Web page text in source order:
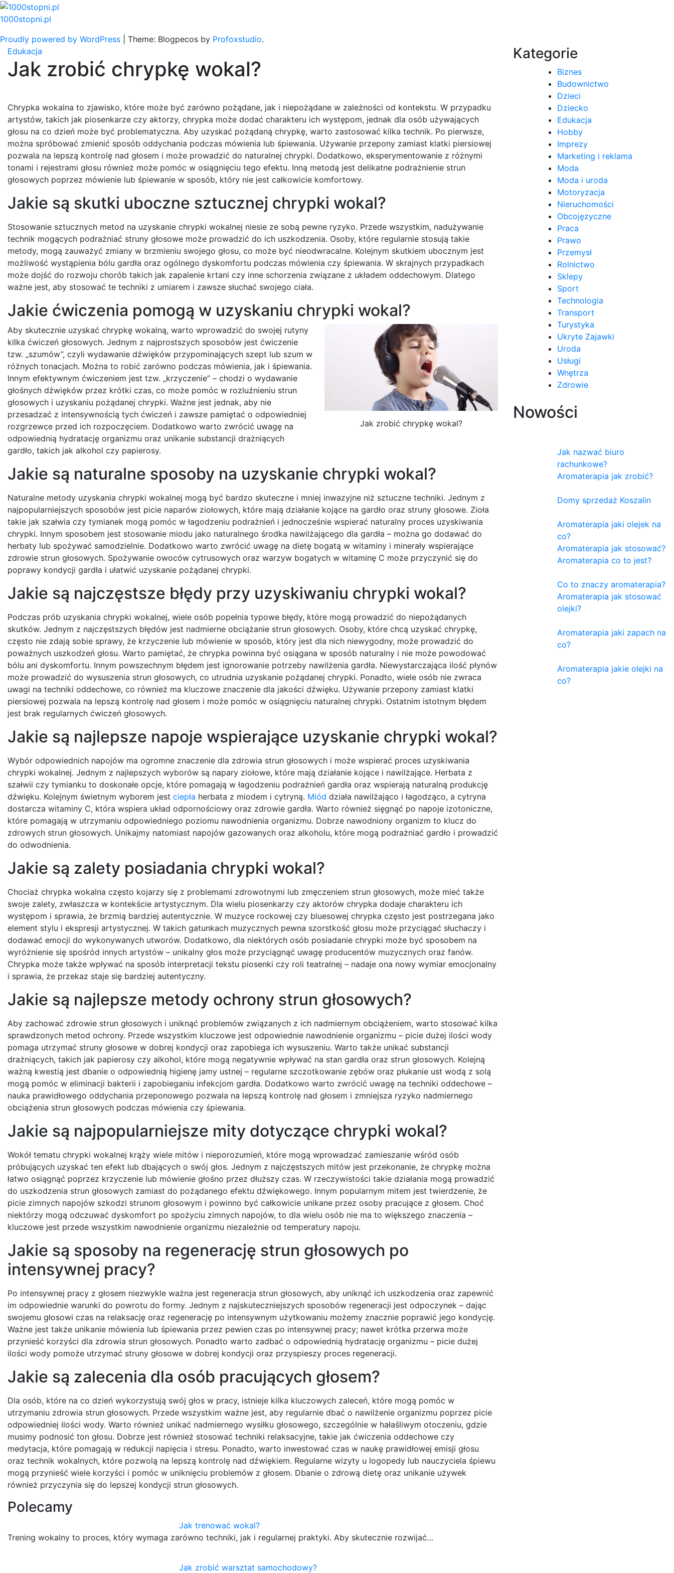
Skip
to
1000stopni.pl
Proudly powered by WordPress
Theme: Blogpecos by Profoxstudio.
Edukacja
Jak zrobić chrypkę wokal?
Chrypka wokalna to zjawisko, które może być zarówno pożądane, jak i niepożądane w zależności od kontekstu. W przypadku
artystów, takich jak piosenkarze czy aktorzy, chrypka może dodać charakteru ich występom, jednak dla osób używających
głosu na co dzień może być problematyczna. Aby uzyskać pożądaną chrypkę, warto zastosować kilka technik. Po pierwsze,
można spróbować zmienić sposób oddychania podczas mówienia lub śpiewania. Używanie przepony zamiast klatki piersiowej
pozwala na lepszą kontrolę nad głosem i może prowadzić do naturalnej chrypki. Dodatkowo, eksperymentowanie z różnymi
tonami i rejestrami głosu również może pomóc w osiągnięciu tego efektu. Inną metodą jest delikatne podrażnienie strun
głosowych poprzez mówienie lub śpiewanie w sposób, który nie jest całkowicie komfortowy.
Jakie są skutki uboczne sztucznej chrypki wokal?
Stosowanie sztucznych metod na uzyskanie chrypki wokalnej niesie ze sobą pewne ryzyko. Przede wszystkim, nadużywanie
technik mogących podrażniać struny głosowe może prowadzić do ich uszkodzenia. Osoby, które regularnie stosują takie
metody, mogą zauważyć zmiany w brzmieniu swojego głosu, co może być nieodwracalne. Kolejnym skutkiem ubocznym jest
możliwość wystąpienia bólu gardła oraz ogólnego dyskomfortu podczas mówienia czy śpiewania. W skrajnych przypadkach
może dojść do rozwoju chorób takich jak zapalenie krtani czy inne schorzenia związane z układem oddechowym. Dlatego
ważne jest, aby stosować te techniki z umiarem i zawsze słuchać swojego ciała.
Jakie ćwiczenia pomogą w uzyskaniu chrypki wokal?
Jak zrobić chrypkę wokal?
Aby skutecznie uzyskać chrypkę wokalną, warto wprowadzić do swojej rutyny
kilka ćwiczeń głosowych. Jednym z najprostszych sposobów jest ćwiczenie
tzw. „szumów”, czyli wydawanie dźwięków przypominających szept lub szum w
różnych tonacjach. Można to robić zarówno podczas mówienia, jak i śpiewania.
Innym efektywnym ćwiczeniem jest tzw. „krzyczenie” – chodzi o wydawanie
głośnych dźwięków przez krótki czas, co może pomóc w rozluźnieniu strun
głosowych i uzyskaniu pożądanej chrypki. Ważne jest jednak, aby nie
przesadzać z intensywnością tych ćwiczeń i zawsze pamiętać o odpowiedniej
rozgrzewce przed ich rozpoczęciem. Dodatkowo warto zwrócić uwagę na
odpowiednią hydratację organizmu oraz unikanie substancji drażniących
gardło, takich jak alkohol czy papierosy.
Jakie są naturalne sposoby na uzyskanie chrypki wokal?
Naturalne metody uzyskania chrypki wokalnej mogą być bardzo skuteczne i mniej inwazyjne niż sztuczne techniki. Jednym z
najpopularniejszych sposobów jest picie naparów ziołowych, które mają działanie kojące na gardło oraz struny głosowe. Zioła
takie jak szałwia czy tymianek mogą pomóc w łagodzeniu podrażnień i jednocześnie wspierać naturalny proces uzyskiwania
chrypki. Innym sposobem jest stosowanie miodu jako naturalnego środka nawilżającego dla gardła – można go dodawać do
herbaty lub spożywać samodzielnie. Dodatkowo warto zwrócić uwagę na dietę bogatą w witaminy i minerały wspierające
zdrowie strun głosowych. Spożywanie owoców cytrusowych oraz warzyw bogatych w witaminę C może przyczynić się do
poprawy kondycji gardła i ułatwić uzyskanie pożądanej chrypki.
Jakie są najczęstsze błędy przy uzyskiwaniu chrypki wokal?
Podczas prób uzyskania chrypki wokalnej, wiele osób popełnia typowe błędy, które mogą prowadzić do niepożądanych
skutków. Jednym z najczęstszych błędów jest nadmierne obciążanie strun głosowych. Osoby, które chcą uzyskać chrypkę,
często nie zdają sobie sprawy, że krzyczenie lub mówienie w sposób, który jest dla nich niewygodny, może prowadzić do
poważnych uszkodzeń głosu. Warto pamiętać, że chrypka powinna być osiągana w sposób naturalny i nie może powodować
bólu ani dyskomfortu. Innym powszechnym błędem jest ignorowanie potrzeby nawilżenia gardła. Niewystarczająca ilość płynów
może prowadzić do wysuszenia strun głosowych, co utrudnia uzyskanie pożądanej chrypki. Ponadto, wiele osób nie zwraca
uwagi na techniki oddechowe, co również ma kluczowe znaczenie dla jakości dźwięku. Używanie przepony zamiast klatki
piersiowej pozwala na lepszą kontrolę nad głosem i może pomóc w osiągnięciu naturalnej chrypki. Ostatnim istotnym błędem
jest brak regularnych ćwiczeń głosowych.
Jakie są najlepsze napoje wspierające uzyskanie chrypki wokal?
Wybór odpowiednich napojów ma ogromne znaczenie dla zdrowia strun głosowych i może wspierać proces uzyskiwania
chrypki wokalnej. Jednym z najlepszych wyborów są napary ziołowe, które mają działanie kojące i nawilżające. Herbata z
szałwii czy tymianku to doskonałe opcje, które pomagają w łagodzeniu podrażnień gardła oraz wspierają naturalną produkcję
dźwięku. Kolejnym świetnym wyborem jest ciepła herbata z miodem i cytryną. Miód działa nawilżająco i łagodząco, a cytryna
dostarcza witaminy C, która wspiera układ odpornościowy oraz zdrowie gardła. Warto również sięgnąć po napoje izotoniczne,
które pomagają w utrzymaniu odpowiedniego poziomu nawodnienia organizmu. Dobrze nawodniony organizm to klucz do
zdrowych strun głosowych. Unikajmy natomiast napojów gazowanych oraz alkoholu, które mogą podrażniać gardło i prowadzić
do odwodnienia.
Jakie są zalety posiadania chrypki wokal?
Chociaż chrypka wokalna często kojarzy się z problemami zdrowotnymi lub zmęczeniem strun głosowych, może mieć także
swoje zalety, zwłaszcza w kontekście artystycznym. Dla wielu piosenkarzy czy aktorów chrypka dodaje charakteru ich
występom i sprawia, że brzmią bardziej autentycznie. W muzyce rockowej czy bluesowej chrypka często jest postrzegana jako
element stylu i ekspresji artystycznej. W takich gatunkach muzycznych pewna szorstkość głosu może przyciągać słuchaczy i
dodawać emocji do wykonywanych utworów. Dodatkowo, dla niektórych osób posiadanie chrypki może być sposobem na
wyróżnienie się spośród innych artystów – unikalny głos może przyciągnąć uwagę producentów muzycznych oraz fanów.
Chrypka może także wpływać na sposób interpretacji tekstu piosenki czy roli teatralnej – nadaje ona nowy wymiar emocjonalny
i sprawia, że przekaz staje się bardziej autentyczny.
Jakie są najlepsze metody ochrony strun głosowych?
Aby zachować zdrowie strun głosowych i uniknąć problemów związanych z ich nadmiernym obciążeniem, warto stosować kilka
sprawdzonych metod ochrony. Przede wszystkim kluczowe jest odpowiednie nawodnienie organizmu – picie dużej ilości wody
pomaga utrzymać struny głosowe w dobrej kondycji oraz zapobiega ich wysuszeniu. Warto także unikać substancji
drażniących, takich jak papierosy czy alkohol, które mogą negatywnie wpływać na stan gardła oraz strun głosowych. Kolejną
ważną kwestią jest dbanie o odpowiednią higienę jamy ustnej – regularne szczotkowanie zębów oraz płukanie ust wodą z solą
mogą pomóc w eliminacji bakterii i zapobieganiu infekcjom gardła. Dodatkowo warto zwrócić uwagę na techniki oddechowe –
nauka prawidłowego oddychania przeponowego pozwala na lepszą kontrolę nad głosem i zmniejsza ryzyko nadmiernego
obciążenia strun głosowych podczas mówienia czy śpiewania.
Jakie są najpopularniejsze mity dotyczące chrypki wokal?
Wokół tematu chrypki wokalnej krąży wiele mitów i nieporozumień, które mogą wprowadzać zamieszanie wśród osób
próbujących uzyskać ten efekt lub dbających o swój głos. Jednym z najczęstszych mitów jest przekonanie, że chrypkę można
łatwo osiągnąć poprzez krzyczenie lub mówienie głośno przez dłuższy czas. W rzeczywistości takie działania mogą prowadzić
do uszkodzenia strun głosowych zamiast do pożądanego efektu dźwiękowego. Innym popularnym mitem jest twierdzenie, że
picie zimnych napojów szkodzi strunom głosowym i powinno być całkowicie unikane przez osoby pracujące z głosem. Choć
niektórzy mogą odczuwać dyskomfort po spożyciu zimnych napojów, to dla wielu osób nie ma to większego znaczenia –
kluczowe jest przede wszystkim nawodnienie organizmu niezależnie od temperatury napoju.
Jakie są sposoby na regenerację strun głosowych po
intensywnej pracy?
Po intensywnej pracy z głosem niezwykle ważna jest regeneracja strun głosowych, aby uniknąć ich uszkodzenia oraz zapewnić
im odpowiednie warunki do powrotu do formy. Jednym z najskuteczniejszych sposobów regeneracji jest odpoczynek – dając
swojemu głosowi czas na relaksację oraz regenerację po intensywnym użytkowaniu możemy znacznie poprawić jego kondycję.
Ważne jest także unikanie mówienia lub śpiewania przez pewien czas po intensywnej pracy; nawet krótka przerwa może
przynieść korzyści dla zdrowia strun głosowych. Ponadto warto zadbać o odpowiednią hydratację organizmu – picie dużej
ilości wody pomoże utrzymać struny głosowe w dobrej kondycji oraz przyspieszy proces regeneracji.
Jakie są zalecenia dla osób pracujących głosem?
Dla osób, które na co dzień wykorzystują swój głos w pracy, istnieje kilka kluczowych zaleceń, które mogą pomóc w
utrzymaniu zdrowia strun głosowych. Przede wszystkim ważne jest, aby regularnie dbać o nawilżenie organizmu poprzez picie
odpowiedniej ilości wody. Warto również unikać nadmiernego wysiłku głosowego, szczególnie w hałaśliwym otoczeniu, gdzie
musimy podnosić ton głosu. Dobrze jest również stosować techniki relaksacyjne, takie jak ćwiczenia oddechowe czy
medytacja, które pomagają w redukcji napięcia i stresu. Ponadto, warto inwestować czas w naukę prawidłowej emisji głosu
oraz technik wokalnych, które pozwolą na lepszą kontrolę nad dźwiękiem. Regularne wizyty u logopedy lub nauczyciela śpiewu
mogą przynieść wiele korzyści i pomóc w uniknięciu problemów z głosem. Dbanie o zdrową dietę oraz unikanie używek
również przyczynia się do lepszej kondycji strun głosowych.
Polecamy
Jak trenować wokal?
Trening wokalny to proces, który wymaga zarówno techniki, jak i regularnej praktyki. Aby skutecznie rozwijać…
Jak zrobić warsztat samochodowy?
Kategorie
Biznes
Budownictwo
Dzieci
Dziecko
Edukacja
Hobby
Imprezy
Marketing i reklama
Moda
Moda i uroda
Motoryzacja
Nieruchomości
Obcojęzyczne
Praca
Prawo
Przemysł
Rolnictwo
Sklepy
Sport
Technologia
Transport
Turystyka
Ukryte Zajawki
Uroda
Usługi
Wnętrza
Zdrowie
Nowości
Jak nazwać biuro
rachunkowe?
Aromaterapia jak zrobić?
Domy sprzedaż Koszalin
Aromaterapia jaki olejek na
co?
Aromaterapia jak stosować?
Aromaterapia co to jest?
Co to znaczy aromaterapia?
Aromaterapia jak stosować
olejki?
Aromaterapia jaki zapach na
co?
Aromaterapia jakie olejki na
co?